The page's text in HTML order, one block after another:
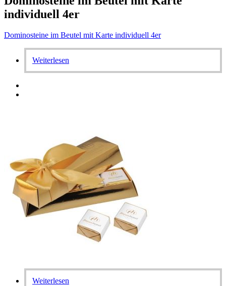
individuell 4er
Dominosteine im Beutel mit Karte individuell 4er
Weiterlesen
Weiterlesen